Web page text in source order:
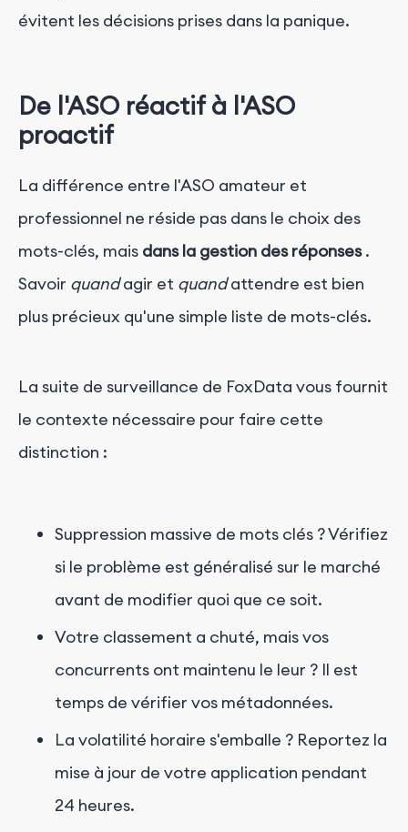
évitent les décisions prises dans la panique.
De l'ASO réactif à l'ASO
proactif
La différence entre l'ASO amateur et
professionnel ne réside pas dans le choix des
mots-clés, mais dans la gestion des réponses.
Savoir quandagir et quandattendre est bien
plus précieux qu'une simple liste de mots-clés.
La suite de surveillance de FoxData vous fournit
le contexte nécessaire pour faire cette
distinction :
Suppression massive de mots clés ? Vérifiez
si le problème est généralisé sur le marché
avant de modifier quoi que ce soit.
Votre classement a chuté, mais vos
concurrents ont maintenu le leur ? Il est
temps de vérifier vos métadonnées.
La volatilité horaire s'emballe ? Reportez la
mise à jour de votre application pendant
24 heures.